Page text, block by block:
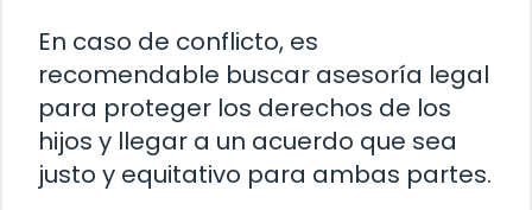
En caso de conflicto, es
recomendable buscar asesoría legal
para proteger los derechos de los
hijos y llegar a un acuerdo que sea
justo y equitativo para ambas partes.